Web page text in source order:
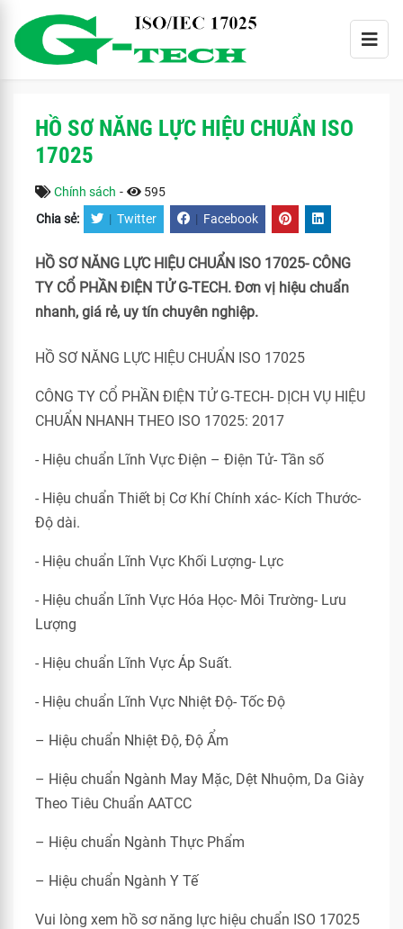
HỒ SƠ NĂNG LỰC HIỆU CHUẨN ISO
17025
Chính sách - 595
Chia sẻ: | Twitter | Facebook
HỒ SƠ NĂNG LỰC HIỆU CHUẨN ISO 17025- CÔNG
TY CỔ PHẦN ĐIỆN TỬ G-TECH. Đơn vị hiệu chuẩn
nhanh, giá rẻ, uy tín chuyên nghiệp.
HỒ SƠ NĂNG LỰC HIỆU CHUẨN ISO 17025
CÔNG TY CỔ PHẦN ĐIỆN TỬ G-TECH- DỊCH VỤ HIỆU
CHUẨN NHANH THEO ISO 17025: 2017
- Hiệu chuẩn Lĩnh Vực Điện – Điện Tử- Tần số
- Hiệu chuẩn Thiết bị Cơ Khí Chính xác- Kích Thước-
Độ dài.
- Hiệu chuẩn Lĩnh Vực Khối Lượng- Lực
- Hiệu chuẩn Lĩnh Vực Hóa Học- Môi Trường- Lưu
Lượng
- Hiệu chuẩn Lĩnh Vực Áp Suất.
- Hiệu chuẩn Lĩnh Vực Nhiệt Độ- Tốc Độ
– Hiệu chuẩn Nhiệt Độ, Độ Ẩm
– Hiệu chuẩn Ngành May Mặc, Dệt Nhuộm, Da Giày
Theo Tiêu Chuẩn AATCC
– Hiệu chuẩn Ngành Thực Phẩm
– Hiệu chuẩn Ngành Y Tế
Vui lòng xem hồ sơ năng lực hiệu chuẩn ISO 17025